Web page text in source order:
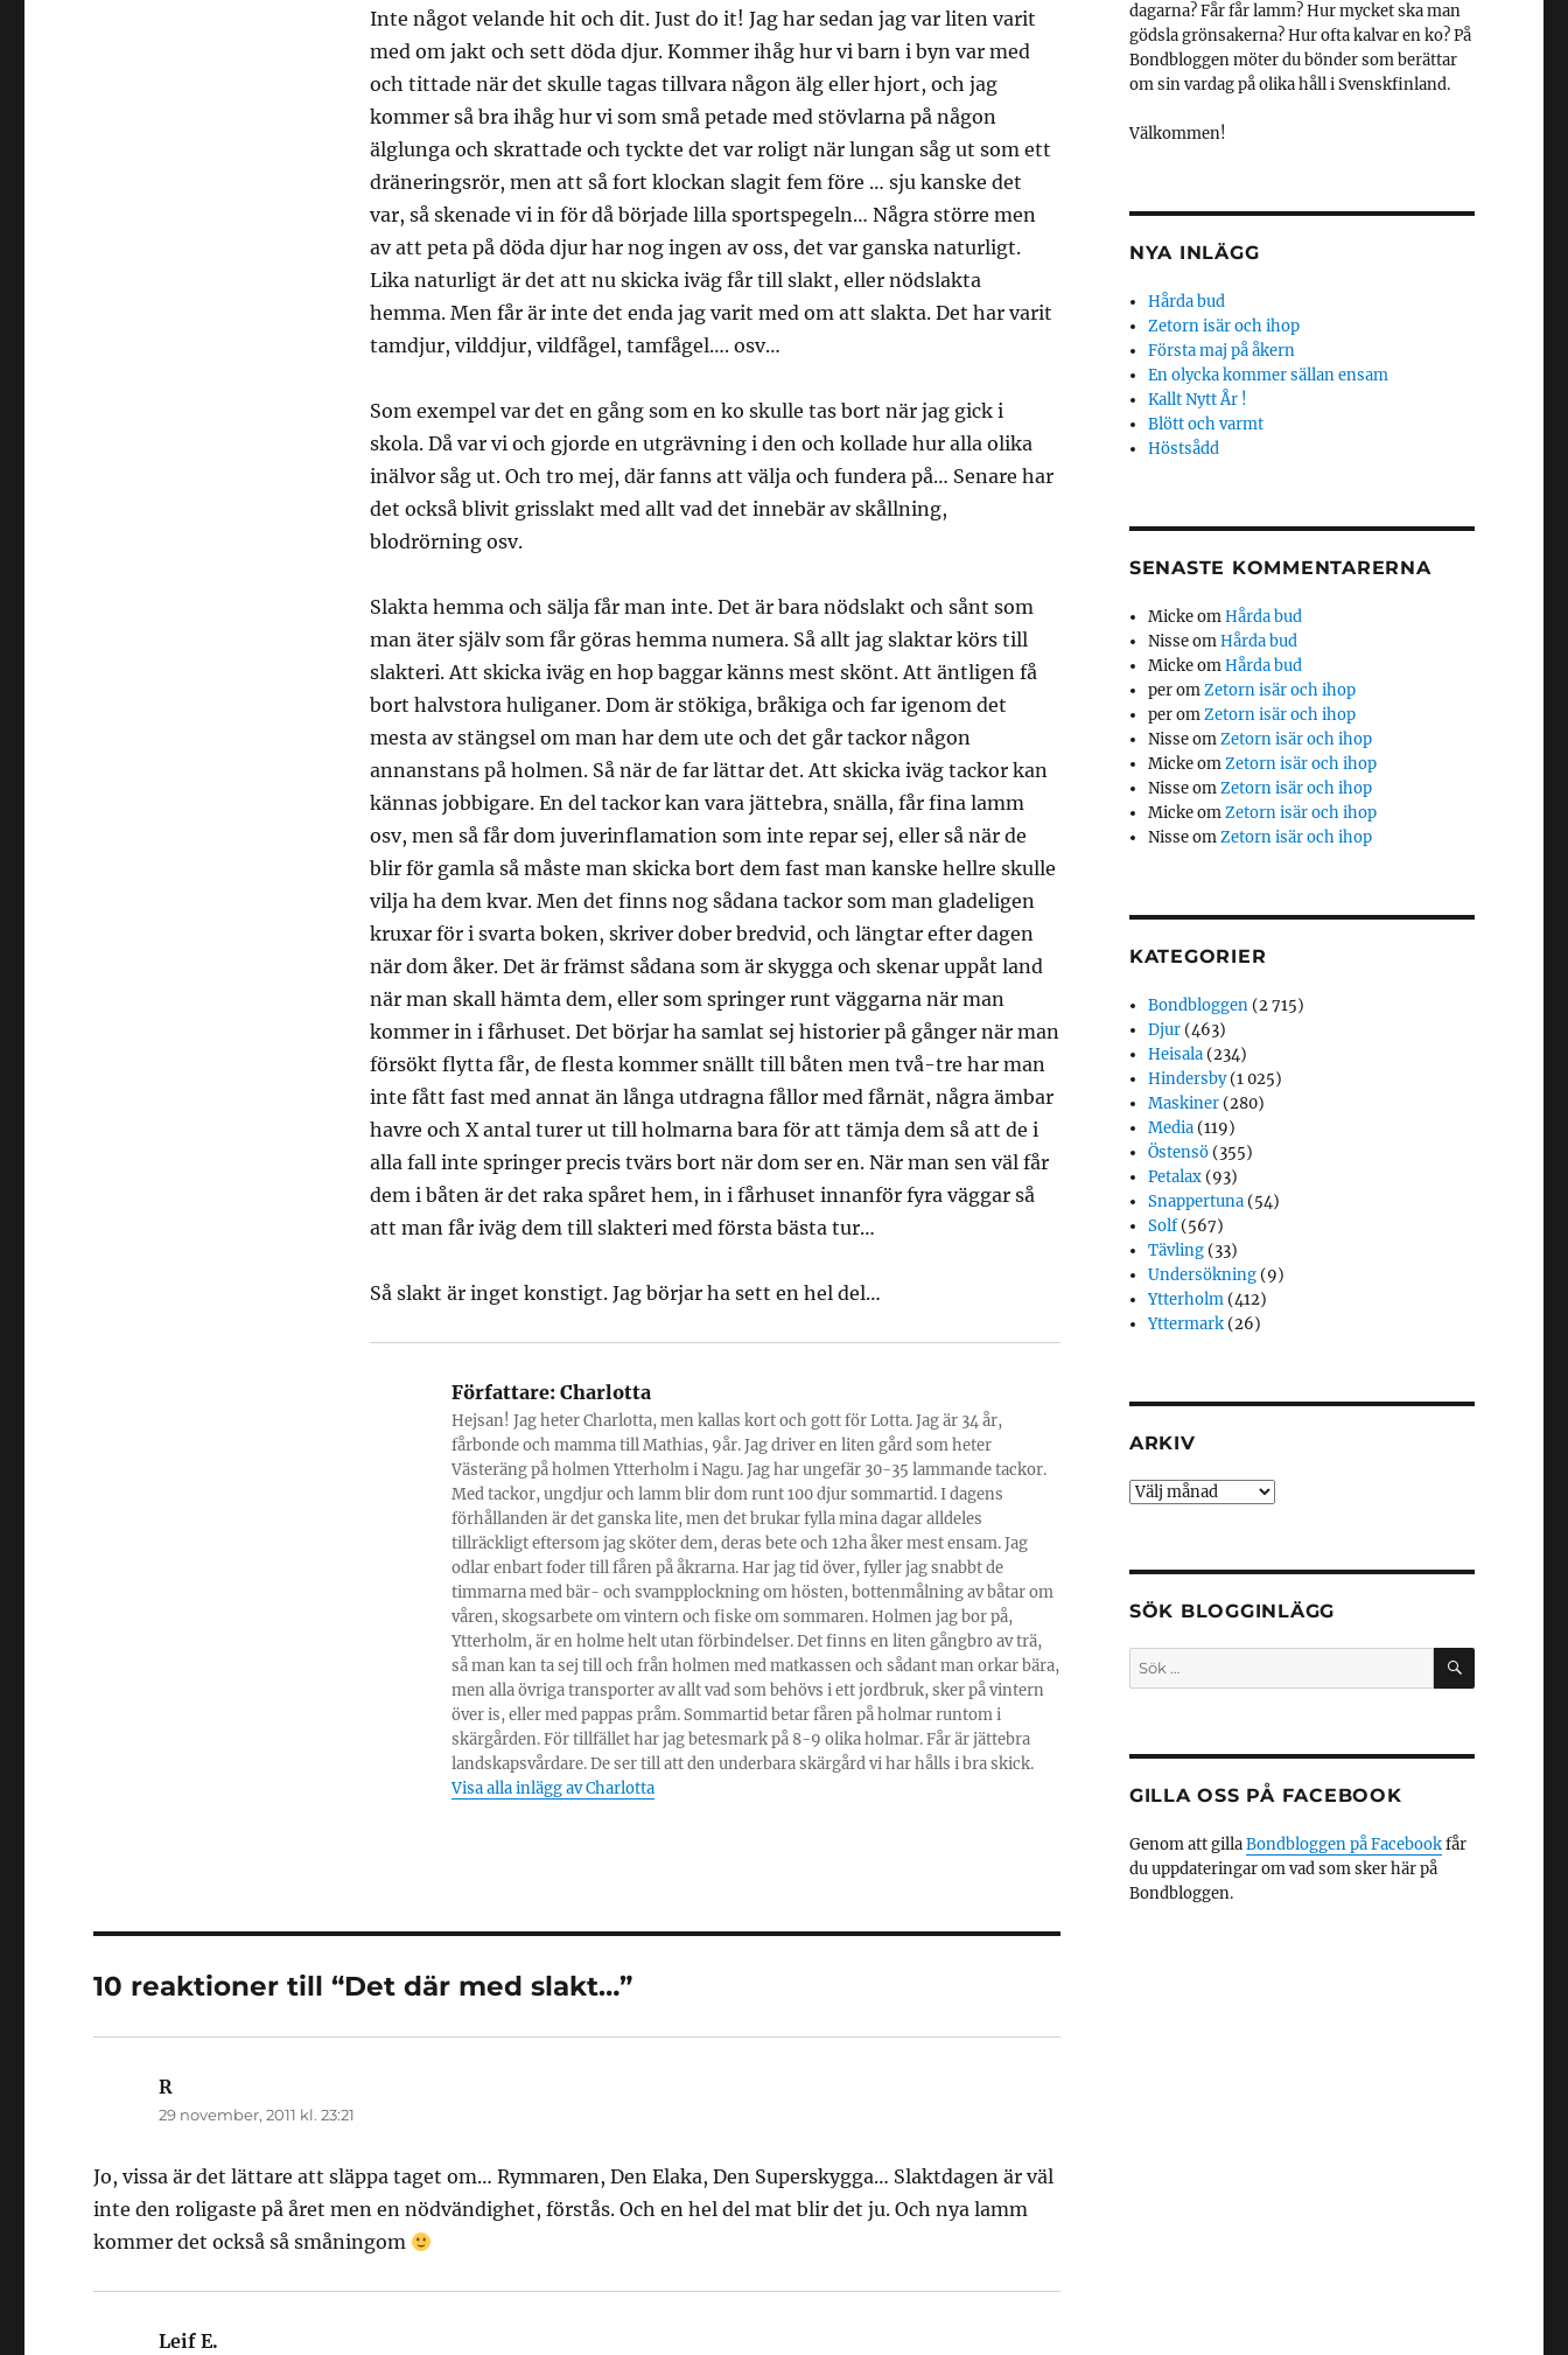
Inte något velande hit och dit. Just do it! Jag har sedan jag var liten varit
med om jakt och sett döda djur. Kommer ihåg hur vi barn i byn var med
och tittade när det skulle tagas tillvara någon älg eller hjort, och jag
kommer så bra ihåg hur vi som små petade med stövlarna på någon
älglunga och skrattade och tyckte det var roligt när lungan såg ut som ett
dräneringsrör, men att så fort klockan slagit fem före … sju kanske det
var, så skenade vi in för då började lilla sportspegeln… Några större men
av att peta på döda djur har nog ingen av oss, det var ganska naturligt.
Lika naturligt är det att nu skicka iväg får till slakt, eller nödslakta
hemma. Men får är inte det enda jag varit med om att slakta. Det har varit
tamdjur, vilddjur, vildfågel, tamfågel…. osv…
Som exempel var det en gång som en ko skulle tas bort när jag gick i
skola. Då var vi och gjorde en utgrävning i den och kollade hur alla olika
inälvor såg ut. Och tro mej, där fanns att välja och fundera på… Senare har
det också blivit grisslakt med allt vad det innebär av skållning,
blodrörning osv.
Slakta hemma och sälja får man inte. Det är bara nödslakt och sånt som
man äter själv som får göras hemma numera. Så allt jag slaktar körs till
slakteri. Att skicka iväg en hop baggar känns mest skönt. Att äntligen få
bort halvstora huliganer. Dom är stökiga, bråkiga och far igenom det
mesta av stängsel om man har dem ute och det går tackor någon
annanstans på holmen. Så när de far lättar det. Att skicka iväg tackor kan
kännas jobbigare. En del tackor kan vara jättebra, snälla, får fina lamm
osv, men så får dom juverinflamation som inte repar sej, eller så när de
blir för gamla så måste man skicka bort dem fast man kanske hellre skulle
vilja ha dem kvar. Men det finns nog sådana tackor som man gladeligen
kruxar för i svarta boken, skriver dober bredvid, och längtar efter dagen
när dom åker. Det är främst sådana som är skygga och skenar uppåt land
när man skall hämta dem, eller som springer runt väggarna när man
kommer in i fårhuset. Det börjar ha samlat sej historier på gånger när man
försökt flytta får, de flesta kommer snällt till båten men två-tre har man
inte fått fast med annat än långa utdragna fållor med fårnät, några ämbar
havre och X antal turer ut till holmarna bara för att tämja dem så att de i
alla fall inte springer precis tvärs bort när dom ser en. När man sen väl får
dem i båten är det raka spåret hem, in i fårhuset innanför fyra väggar så
att man får iväg dem till slakteri med första bästa tur…
Så slakt är inget konstigt. Jag börjar ha sett en hel del…
Författare:Charlotta
Hejsan! Jag heter Charlotta, men kallas kort och gott för Lotta. Jag är 34 år,
fårbonde och mamma till Mathias, 9år. Jag driver en liten gård som heter
Västeräng på holmen Ytterholm i Nagu. Jag har ungefär 30-35 lammande tackor.
Med tackor, ungdjur och lamm blir dom runt 100 djur sommartid. I dagens
förhållanden är det ganska lite, men det brukar fylla mina dagar alldeles
tillräckligt eftersom jag sköter dem, deras bete och 12ha åker mest ensam. Jag
odlar enbart foder till fåren på åkrarna. Har jag tid över, fyller jag snabbt de
timmarna med bär- och svampplockning om hösten, bottenmålning av båtar om
våren, skogsarbete om vintern och fiske om sommaren. Holmen jag bor på,
Ytterholm, är en holme helt utan förbindelser. Det finns en liten gångbro av trä,
så man kan ta sej till och från holmen med matkassen och sådant man orkar bära,
men alla övriga transporter av allt vad som behövs i ett jordbruk, sker på vintern
över is, eller med pappas pråm. Sommartid betar fåren på holmar runtom i
skärgården. För tillfället har jag betesmark på 8-9 olika holmar. Får är jättebra
landskapsvårdare. De ser till att den underbara skärgård vi har hålls i bra skick.
Visa alla inlägg av Charlotta
10 reaktioner till “Det där med slakt…”
R
29 november, 2011 kl. 23:21
Jo, vissa är det lättare att släppa taget om… Rymmaren, Den Elaka, Den Superskygga… Slaktdagen är väl
inte den roligaste på året men en nödvändighet, förstås. Och en hel del mat blir det ju. Och nya lamm
kommer det också så småningom
Leif E.
dagarna? Får får lamm? Hur mycket ska man
gödsla grönsakerna? Hur ofta kalvar en ko? På
Bondbloggen möter du bönder som berättar
om sin vardag på olika håll i Svenskfinland.
Välkommen!
NYA INLÄGG
Hårda bud
Zetorn isär och ihop
Första maj på åkern
En olycka kommer sällan ensam
Kallt Nytt År !
Blött och varmt
Höstsådd
SENASTE KOMMENTARERNA
MickeomHårda bud
NisseomHårda bud
MickeomHårda bud
peromZetorn isär och ihop
peromZetorn isär och ihop
NisseomZetorn isär och ihop
MickeomZetorn isär och ihop
NisseomZetorn isär och ihop
MickeomZetorn isär och ihop
NisseomZetorn isär och ihop
KATEGORIER
Bondbloggen (2 715)
Djur (463)
Heisala (234)
Hindersby(1 025)
Maskiner (280)
Media (119)
Östensö (355)
Petalax (93)
Snappertuna (54)
Solf(567)
Tävling (33)
Undersökning (9)
Ytterholm (412)
Yttermark (26)
ARKIV
Arkiv
SÖK BLOGGINLÄGG
Sök
efter:
SÖK
GILLA OSS PÅ FACEBOOK
Genom att gillaBondbloggen på Facebookfår
du uppdateringar om vad som sker här på
Bondbloggen.